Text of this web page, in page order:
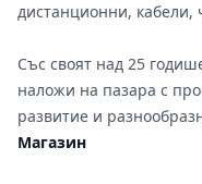
дистанционни, кабели,
Със своят над 25
наложи на пазара с
развитие и
Магазин